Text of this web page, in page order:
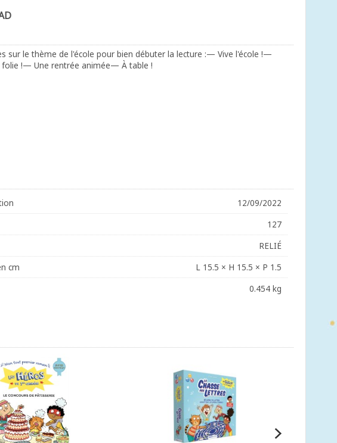
sur le thème de l'école pour bien débuter la lecture :— Vive l'école !—
folie !— Une rentrée animée— À table !
12/09/2022
127
RELIÉ
cm
L 15.5 × H 15.5 × P 1.5
0.454 kg